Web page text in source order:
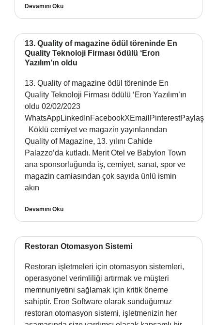
Devamını Oku
13. Quality of magazine ödül töreninde En
Quality Teknoloji Firması ödülü ‘Eron
Yazılım’ın oldu
13. Quality of magazine ödül töreninde En
Quality Teknoloji Firması ödülü ‘Eron Yazılım’ın
oldu 02/02/2023
WhatsAppLinkedInFacebookXEmailPinterestPaylaş
Köklü cemiyet ve magazin yayınlarından
Quality of Magazine, 13. yılını Cahide
Palazzo’da kutladı. Merit Otel ve Babylon Town
ana sponsorluğunda iş, cemiyet, sanat, spor ve
magazin camiasından çok sayıda ünlü ismin
akın
Devamını Oku
Restoran Otomasyon Sistemi
Restoran işletmeleri için otomasyon sistemleri,
operasyonel verimliliği artırmak ve müşteri
memnuniyetini sağlamak için kritik öneme
sahiptir. Eron Software olarak sunduğumuz
restoran otomasyon sistemi, işletmenizin her